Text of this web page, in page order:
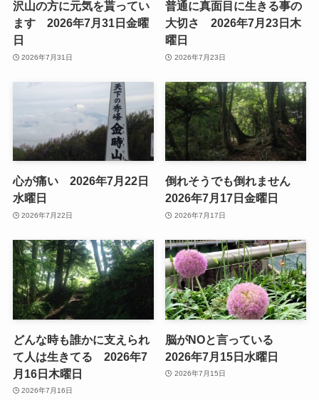
沢山の方に元気を貰ってい
ます 2026年7月31日金曜
日
2026年7月31日
普通に真面目に生きる事の
大切さ 2026年7月23日木
曜日
2026年7月23日
心が痛い 2026年7月22日
水曜日
2026年7月22日
倒れそうでも倒れません
2026年7月17日金曜日
2026年7月17日
どんな時も誰かに支えられ
て人は生きてる 2026年7
月16日木曜日
2026年7月16日
脳がNOと言っている
2026年7月15日水曜日
2026年7月15日